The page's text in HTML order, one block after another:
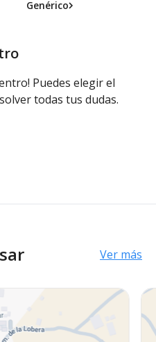
Genérico
Puedes elegir el
todas tus dudas.
Ver más